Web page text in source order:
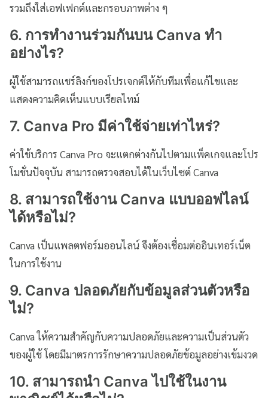
รวมถึงใส่เอฟเฟกต์และกรอบภาพต่าง ๆ
6. การทำงานร่วมกันบน Canva ทำ
อย่างไร?
ผู้ใช้สามารถแชร์ลิงก์ของโปรเจกต์ให้กับทีมเพื่อแก้ไขและ
แสดงความคิดเห็นแบบเรียลไทม์
7. Canva Pro มีค่าใช้จ่ายเท่าไหร่?
ค่าใช้บริการ Canva Pro จะแตกต่างกันไปตามแพ็คเกจและโปร
โมชั่นปัจจุบัน สามารถตรวจสอบได้ในเว็บไซต์ Canva
8. สามารถใช้งาน Canva แบบออฟไลน์
ได้หรือไม่?
Canva เป็นแพลตฟอร์มออนไลน์ จึงต้องเชื่อมต่ออินเทอร์เน็ต
ในการใช้งาน
9. Canva ปลอดภัยกับข้อมูลส่วนตัวหรือ
ไม่?
Canva ให้ความสำคัญกับความปลอดภัยและความเป็นส่วนตัว
ของผู้ใช้ โดยมีมาตรการรักษาความปลอดภัยข้อมูลอย่างเข้มงวด
10. สามารถนำ Canva ไปใช้ในงาน